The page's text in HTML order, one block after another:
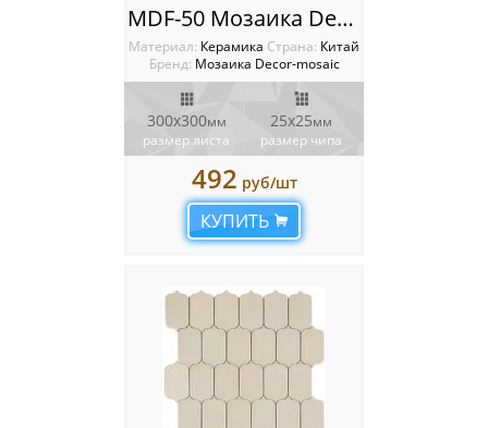
MDF-50 Мозаика Decor-mosaic
Материал: Керамика Cтрана: Китай
Бренд: Мозаика Decor-mosaic
300x300мм
размер листа
25х25мм
размер чипа
492 руб/шт
КУПИТЬ